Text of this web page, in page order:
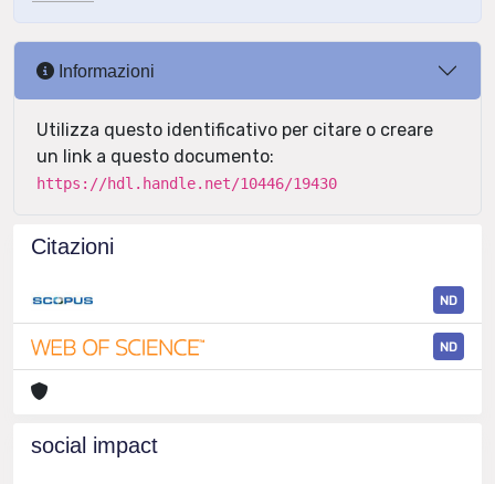
Informazioni
Utilizza questo identificativo per citare o creare
un link a questo documento:
https://hdl.handle.net/10446/19430
Citazioni
ND
ND
social impact